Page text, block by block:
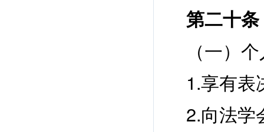
第二十条
（一）
1.享有表
2.向法学